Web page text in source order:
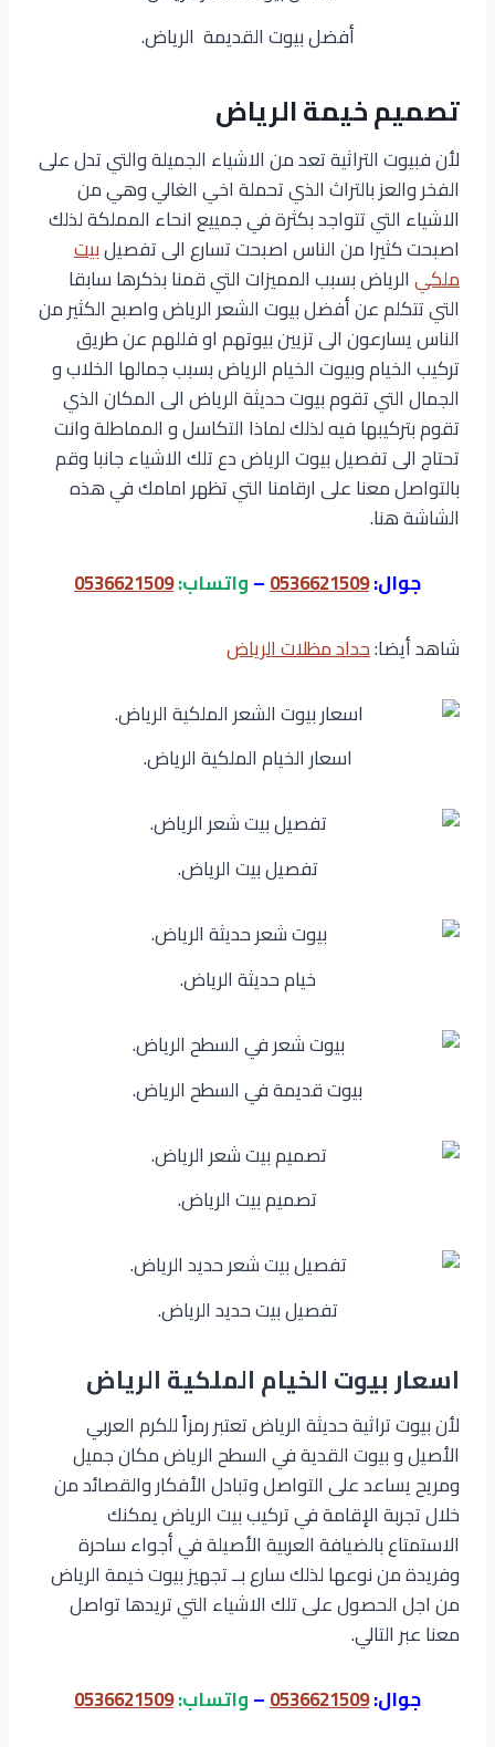
أفضل بيوت القديمة الرياض.
تصميم خيمة الرياض
لأن فبيوت التراثية تعد من الاشياء الجميلة والتي تدل على
الفخر والعز بالتراث الذي تحملة اخي الغالي وهي من
الاشياء التي تتواجد بكثرة في جمييع انحاء المملكة لذلك
اصبحت كثيرا من الناس اصبحت تسارع الى تفصيلبيت
ملكيالرياض بسبب المميزات التي قمنا بذكرها سابقا
التي تتكلم عن أفضل بيوت الشعر الرياض واصبح الكثير من
الناس يسارعون الى تزيين بيوتهم او فللهم عن طريق
تركيب الخيام وبيوت الخيام الرياض بسبب جمالها الخلاب و
الجمال التي تقوم بيوت حديثة الرياض الى المكان الذي
تقوم بتركيبها فيه لذلك لماذا التكاسل و المماطلة وانت
تحتاج الى تفصيل بيوت الرياض دع تلك الاشياء جانبا وقم
بالتواصل معنا على ارقامنا التي تظهر امامك في هذه
الشاشة هنا.
جوال:0536621509
–واتساب:0536621509
شاهد أيضا:حداد مظلات الرياض
اسعار الخيام الملكية الرياض.
تفصيل بيت الرياض.
خيام حديثة الرياض.
بيوت قديمة في السطح الرياض.
تصميم بيت الرياض.
تفصيل بيت حديد الرياض.
اسعار بيوت الخيام الملكية الرياض
لأن بيوت تراثية حديثة الرياض تعتبر رمزاً للكرم العربي
الأصيل و بيوت القدية في السطح الرياض مكان جميل
ومريح يساعد على التواصل وتبادل الأفكار والقصائد من
خلال تجربة الإقامة في تركيب بيت الرياض يمكنك
الاستمتاع بالضيافة العربية الأصيلة في أجواء ساحرة
وفريدة من نوعها لذلك سارع بــ تجهيز بيوت خيمة الرياض
من اجل الحصول على تلك الاشياء التي تريدها تواصل
معنا عبر التالي.
جوال:0536621509
–واتساب:0536621509